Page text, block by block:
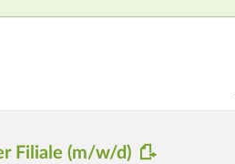
Filiale (m/w/d)